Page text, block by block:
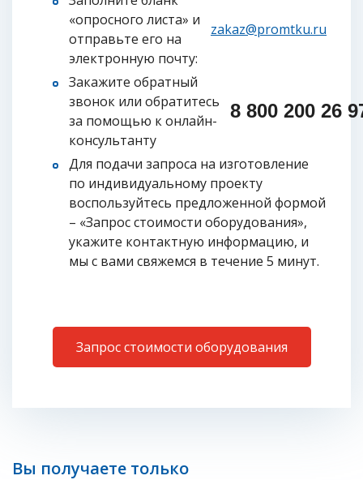
«опросного листа» и
отправьте его на
электронную почту:
zakaz@promtku.ru
Закажите обратный
звонок или обратитесь
за помощью к онлайн-
консультанту
8 800 200 26
Для подачи запроса на изготовление
по индивидуальному проекту
воспользуйтесь предложенной формой
– «Запрос стоимости оборудования»,
укажите контактную информацию, и
мы с вами свяжемся в течение 5 минут.
Запрос стоимости оборудования
Вы получаете только